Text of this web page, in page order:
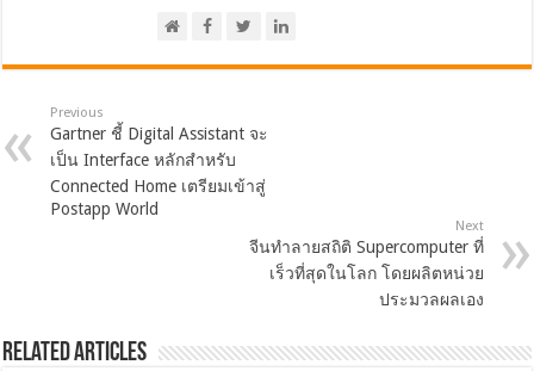
Previous
Gartner ชี้ Digital Assistant จะ
เป็น Interface หลักสำหรับ
Connected Home เตรียมเข้าสู่
Postapp World
Next
จีนทำลายสถิติ Supercomputer ที่
เร็วที่สุดในโลก โดยผลิตหน่วย
ประมวลผลเอง
Related Articles